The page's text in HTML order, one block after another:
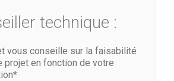
technique :
vous conseille sur la faisabilité
projet en fonction de votre